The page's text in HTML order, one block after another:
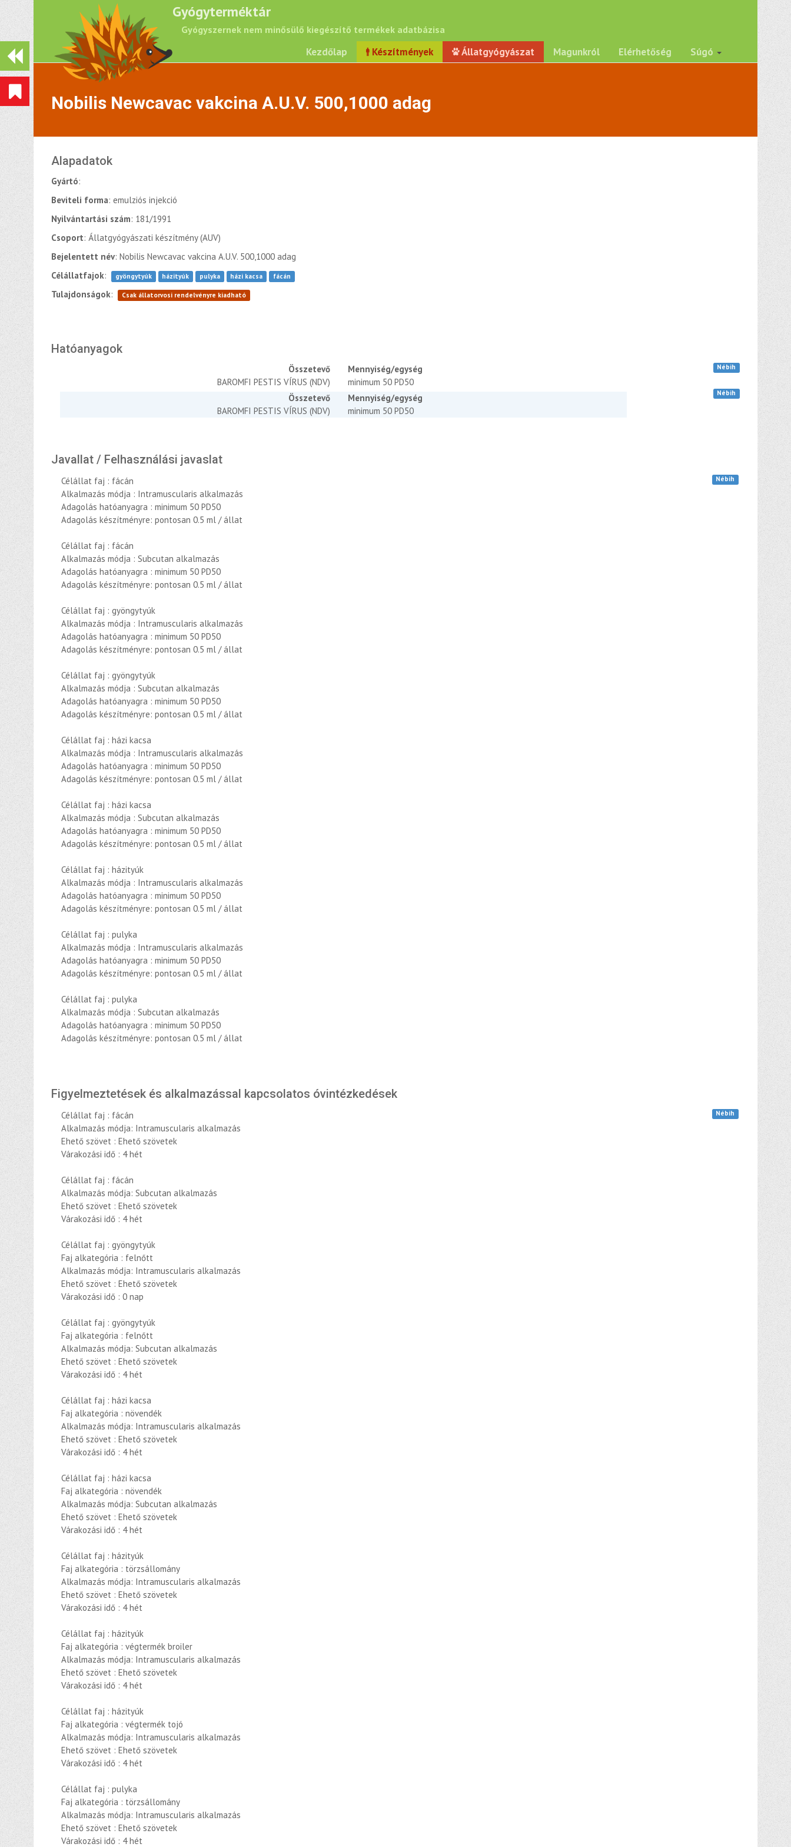
Gyógyterméktár
Gyógyszernek nem minősülő kiegészítő termékek adatbázisa
Kezdőlap Készítmények Állatgyógyászat Magunkról Elérhetőség Súgó
Nobilis Newcavac vakcina A.U.V. 500,1000 adag
Alapadatok
Gyártó:
Beviteli forma: emulziós injekció
Nyilvántartási szám: 181/1991
Csoport: Állatgyógyászati készítmény (AUV)
Bejelentett név: Nobilis Newcavac vakcina A.U.V. 500,1000 adag
Célállatfajok: gyöngytyúk házityúk pulyka házi kacsa fácán
Tulajdonságok: Csak állatorvosi rendelvényre kiadható
Hatóanyagok
Összetevő
Mennyiség/egység
BAROMFI PESTIS VÍRUS (NDV)
minimum 50 PD50
Nébih
Összetevő
Mennyiség/egység
BAROMFI PESTIS VÍRUS (NDV)
minimum 50 PD50
Nébih
Javallat / Felhasználási javaslat
Célállat faj : fácán
Alkalmazás módja : Intramuscularis alkalmazás
Adagolás hatóanyagra : minimum 50 PD50
Adagolás készítményre: pontosan 0.5 ml / állat
Célállat faj : fácán
Alkalmazás módja : Subcutan alkalmazás
Adagolás hatóanyagra : minimum 50 PD50
Adagolás készítményre: pontosan 0.5 ml / állat
Célállat faj : gyöngytyúk
Alkalmazás módja : Intramuscularis alkalmazás
Adagolás hatóanyagra : minimum 50 PD50
Adagolás készítményre: pontosan 0.5 ml / állat
Célállat faj : gyöngytyúk
Alkalmazás módja : Subcutan alkalmazás
Adagolás hatóanyagra : minimum 50 PD50
Adagolás készítményre: pontosan 0.5 ml / állat
Célállat faj : házi kacsa
Alkalmazás módja : Intramuscularis alkalmazás
Adagolás hatóanyagra : minimum 50 PD50
Adagolás készítményre: pontosan 0.5 ml / állat
Célállat faj : házi kacsa
Alkalmazás módja : Subcutan alkalmazás
Adagolás hatóanyagra : minimum 50 PD50
Adagolás készítményre: pontosan 0.5 ml / állat
Célállat faj : házityúk
Alkalmazás módja : Intramuscularis alkalmazás
Adagolás hatóanyagra : minimum 50 PD50
Adagolás készítményre: pontosan 0.5 ml / állat
Célállat faj : pulyka
Alkalmazás módja : Intramuscularis alkalmazás
Adagolás hatóanyagra : minimum 50 PD50
Adagolás készítményre: pontosan 0.5 ml / állat
Célállat faj : pulyka
Alkalmazás módja : Subcutan alkalmazás
Adagolás hatóanyagra : minimum 50 PD50
Adagolás készítményre: pontosan 0.5 ml / állat
Nébih
Figyelmeztetések és alkalmazással kapcsolatos óvintézkedések
Célállat faj : fácán
Alkalmazás módja: Intramuscularis alkalmazás
Ehető szövet : Ehető szövetek
Várakozási idő : 4 hét
Célállat faj : fácán
Alkalmazás módja: Subcutan alkalmazás
Ehető szövet : Ehető szövetek
Várakozási idő : 4 hét
Célállat faj : gyöngytyúk
Faj alkategória : felnőtt
Alkalmazás módja: Intramuscularis alkalmazás
Ehető szövet : Ehető szövetek
Várakozási idő : 0 nap
Célállat faj : gyöngytyúk
Faj alkategória : felnőtt
Alkalmazás módja: Subcutan alkalmazás
Ehető szövet : Ehető szövetek
Várakozási idő : 4 hét
Célállat faj : házi kacsa
Faj alkategória : növendék
Alkalmazás módja: Intramuscularis alkalmazás
Ehető szövet : Ehető szövetek
Várakozási idő : 4 hét
Célállat faj : házi kacsa
Faj alkategória : növendék
Alkalmazás módja: Subcutan alkalmazás
Ehető szövet : Ehető szövetek
Várakozási idő : 4 hét
Célállat faj : házityúk
Faj alkategória : törzsállomány
Alkalmazás módja: Intramuscularis alkalmazás
Ehető szövet : Ehető szövetek
Várakozási idő : 4 hét
Célállat faj : házityúk
Faj alkategória : végtermék broiler
Alkalmazás módja: Intramuscularis alkalmazás
Ehető szövet : Ehető szövetek
Várakozási idő : 4 hét
Célállat faj : házityúk
Faj alkategória : végtermék tojó
Alkalmazás módja: Intramuscularis alkalmazás
Ehető szövet : Ehető szövetek
Várakozási idő : 4 hét
Célállat faj : pulyka
Faj alkategória : törzsállomány
Alkalmazás módja: Intramuscularis alkalmazás
Ehető szövet : Ehető szövetek
Várakozási idő : 4 hét
Nébih